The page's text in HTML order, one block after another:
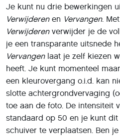
Je kunt nu drie bewerkingen
Verwijderenen Vervangen.
Verwijderenverwijder je de
je een transparante uitsnede
Vervangenlaat je zelf kiezen
heeft. Je kunt momenteel
een kleurovergang o.i.d. kan
slotte achtergrondvervaging
toe aan de foto. De intensiteit
standaard op 50 en je kunt
schuiver te verplaatsen. Ben